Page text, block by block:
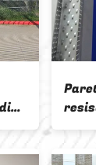
con
per la